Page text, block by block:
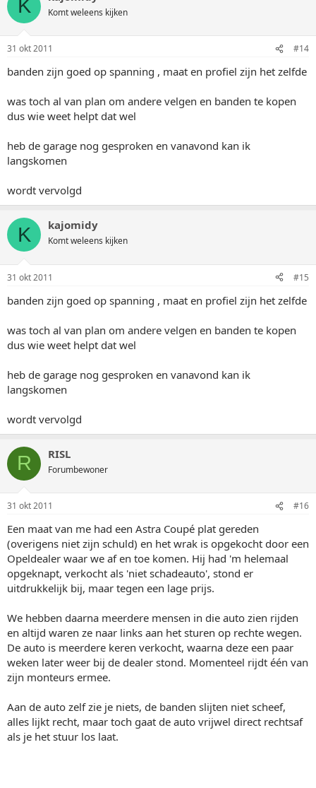
K Komt weleens kijken
31 okt 2011 #14
banden zijn goed op spanning , maat en profiel zijn het zelfde
was toch al van plan om andere velgen en banden te kopen
dus wie weet helpt dat wel
heb de garage nog gesproken en vanavond kan ik
langskomen
wordt vervolgd
K kajomidy
Komt weleens kijken
31 okt 2011 #15
banden zijn goed op spanning , maat en profiel zijn het zelfde
was toch al van plan om andere velgen en banden te kopen
dus wie weet helpt dat wel
heb de garage nog gesproken en vanavond kan ik
langskomen
wordt vervolgd
R RISL
Forumbewoner
31 okt 2011 #16
Een maat van me had een Astra Coupé plat gereden
(overigens niet zijn schuld) en het wrak is opgekocht door een
Opeldealer waar we af en toe komen. Hij had 'm helemaal
opgeknapt, verkocht als 'niet schadeauto', stond er
uitdrukkelijk bij, maar tegen een lage prijs.
We hebben daarna meerdere mensen in die auto zien rijden
en altijd waren ze naar links aan het sturen op rechte wegen.
De auto is meerdere keren verkocht, waarna deze een paar
weken later weer bij de dealer stond. Momenteel rijdt één van
zijn monteurs ermee.
Aan de auto zelf zie je niets, de banden slijten niet scheef,
alles lijkt recht, maar toch gaat de auto vrijwel direct rechtsaf
als je het stuur los laat.